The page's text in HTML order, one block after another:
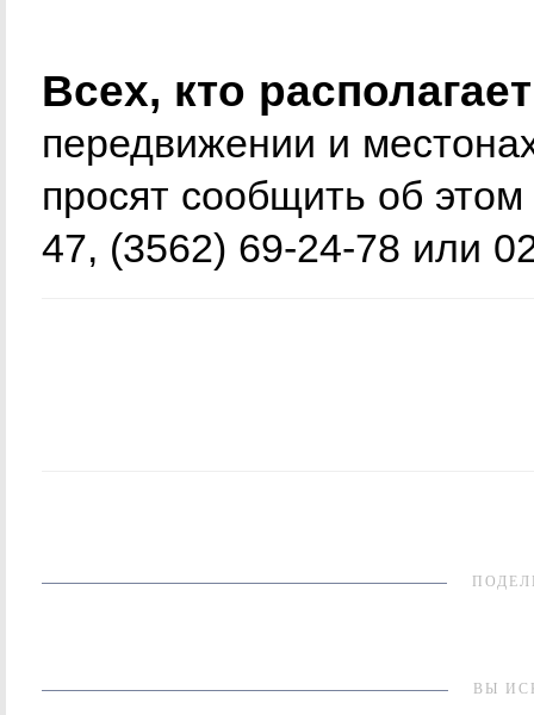
Всех, кто
передвижении и
просят сообщить об
47, (3562) 69-24-78 или
ВЫ